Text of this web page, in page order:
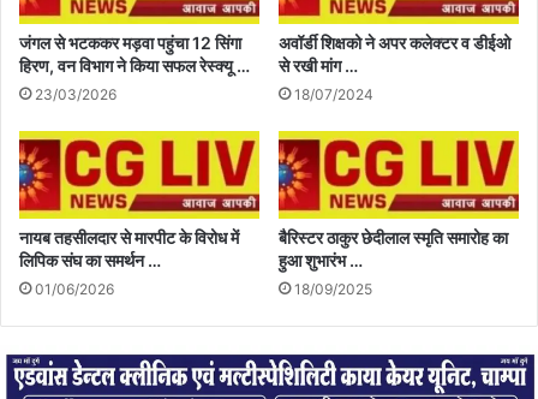
जंगल से भटककर मड़वा पहुंचा 12 सिंगा
हिरण, वन विभाग ने किया सफल रेस्क्यू …
23/03/2026
अवॉर्डी शिक्षको ने अपर कलेक्टर व डीईओ
से रखी मांग …
18/07/2024
नायब तहसीलदार से मारपीट के विरोध में
लिपिक संघ का समर्थन …
01/06/2026
बैरिस्टर ठाकुर छेदीलाल स्मृति समारोह का
हुआ शुभारंभ …
18/09/2025